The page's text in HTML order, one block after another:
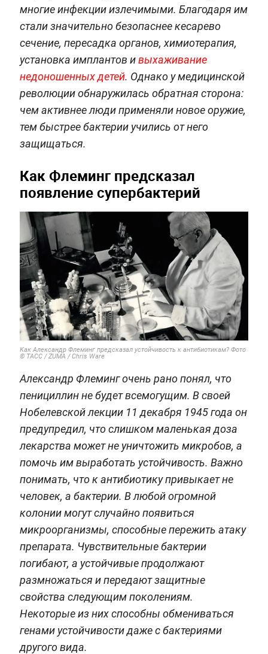
многие инфекции излечимыми. Благодаря им
стали значительно безопаснее кесарево
сечение, пересадка органов, химиотерапия,
установка имплантов ивыхаживание
недоношенных детей. Однако у медицинской
революции обнаружилась обратная сторона:
чем активнее люди применяли новое оружие,
тем быстрее бактерии учились от него
защищаться.
Как Флеминг предсказал
появление супербактерий
Как Александр Флеминг предсказал устойчивость к антибиотикам? Фото
© ТАСС / ZUMA / Chris Ware
Александр Флеминг очень рано понял, что
пенициллин не будет всемогущим. В своей
Нобелевской лекции 11 декабря 1945 года он
предупредил, что слишком маленькая доза
лекарства может не уничтожить микробов, а
помочь им выработать устойчивость. Важно
понимать, что к антибиотику привыкает не
человек, а бактерии. В любой огромной
колонии могут случайно появиться
микроорганизмы, способные пережить атаку
препарата. Чувствительные бактерии
погибают, а устойчивые продолжают
размножаться и передают защитные
свойства следующим поколениям.
Некоторые из них способны обмениваться
генами устойчивости даже с бактериями
другого вида.